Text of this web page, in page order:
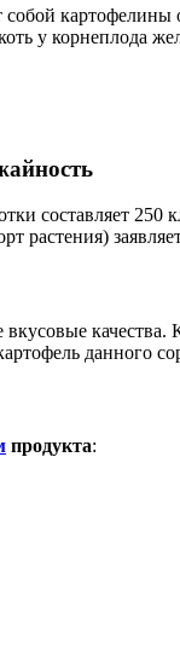
у корнеплода
составляет 250
растения)
качества.
данного
продукта: